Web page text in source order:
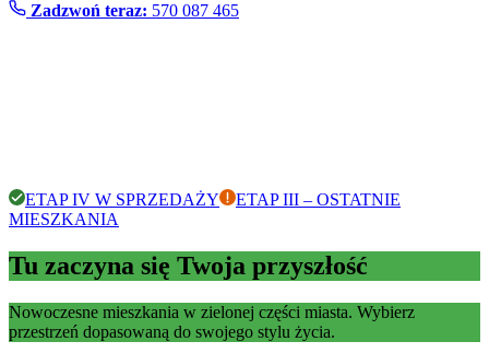
Zadzwoń teraz: 570 087 465
ETAP IV W SPRZEDAŻY
ETAP III – OSTATNIE
MIESZKANIA
Tu zaczyna się Twoja przyszłość
Nowoczesne mieszkania w zielonej części miasta. Wybierz
przestrzeń dopasowaną do swojego stylu życia.